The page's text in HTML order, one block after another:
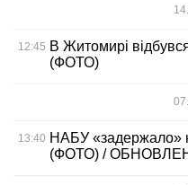
12:45 В Житомирі
(ФОТО)
13:40 НАБУ «задержало»
(ФОТО) /